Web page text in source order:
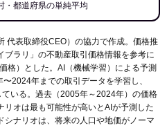
都道府県の単純平均
代表取締役CEO）の協力で作成。価格推
ブラリ 」の不動産取引価格情報を参考に
格）とした。AI（機械学習）による予測
2024年までの取引データを学習し、
いる。過去（2005年～2024年）の価格
オは最も可能性が高いとAIが予測した
ナリオは、将来の人口や地価がノーマ